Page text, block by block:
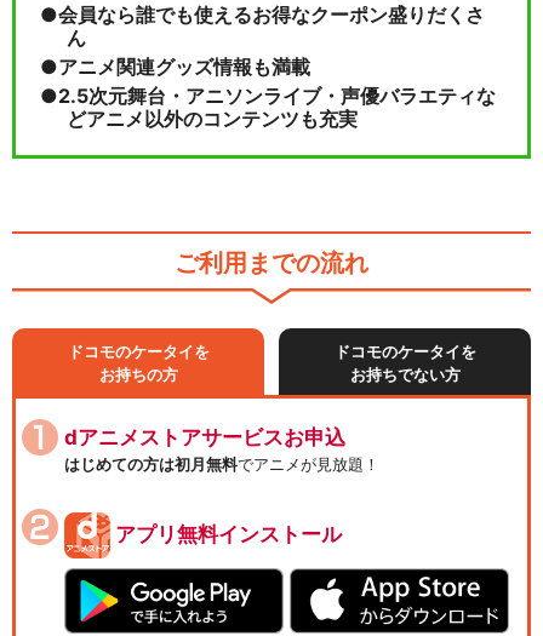
会員なら誰でも使えるお得なクーポン盛りだくさ
ん
アニメ関連グッズ情報も満載
2.5次元舞台・アニソンライブ・声優バラエティな
どアニメ以外のコンテンツも充実
ご利用までの流れ
ドコモのケータイを
お持ちの方
ドコモのケータイを
お持ちでない方
dアニメストアサービスお申込
はじめての方は初月無料でアニメが見放題！
アプリ無料インストール